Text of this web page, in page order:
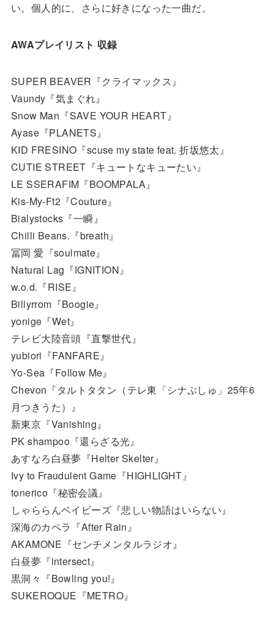
い。個人的に、さらに好きになった一曲だ。
AWAプレイリスト 収録
SUPER BEAVER『クライマックス』
Vaundy『気まぐれ』
Snow Man『SAVE YOUR HEART』
Ayase『PLANETS』
KID FRESINO『scuse my state feat. 折坂悠太』
CUTIE STREET『キュートなキューたい』
LE SSERAFIM『BOOMPALA』
Kis-My-Ft2『Couture』
Bialystocks『一瞬』
Chilli Beans.『breath』
冨岡 愛『soulmate』
Natural Lag『IGNITION』
w.o.d.『RISE』
Billyrrom『Boogie』
yonige『Wet』
テレビ大陸音頭『直撃世代』
yubiori『FANFARE』
Yo-Sea『Follow Me』
Chevon『タルトタタン（テレ東「シナぷしゅ」25年6
月つきうた）』
新東京『Vanishing』
PK shampoo『還らざる光』
あすなろ白昼夢『Helter Skelter』
Ivy to Fraudulent Game『HIGHLIGHT』
tonerico『秘密会議』
しゃららんベイビーズ『悲しい物語はいらない』
深海のカペラ『After Rain』
AKAMONE『センチメンタルラジオ』
白昼夢『intersect』
黒洞々『Bowling you!』
SUKEROQUE『METRO』